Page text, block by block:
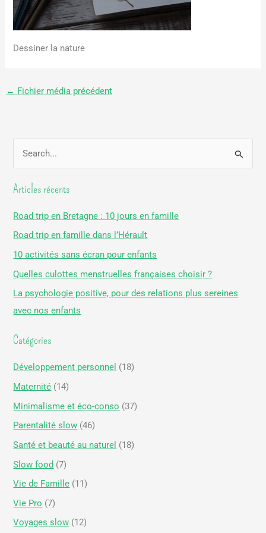
Dessiner la nature
← Fichier média précédent
c
r
c
h
e
r
:
Articles récents
Road trip en Bretagne : 10 jours en famille
Road trip en famille dans l’Hérault
10 activités sans écran pour enfants
Quelles culottes menstruelles françaises choisir ?
La psychologie positive, pour des relations plus sereines
avec nos enfants
Catégories
Développement personnel (18)
Maternité (14)
Minimalisme et éco-conso (37)
Parentalité slow (46)
Santé et beauté au naturel (18)
Slow food (7)
Vie de Famille (11)
Vie Pro (7)
Voyages slow (12)